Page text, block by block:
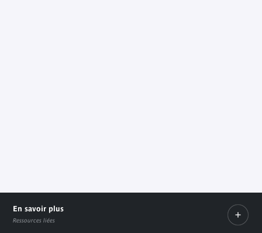
En savoir plus
Ressources liées